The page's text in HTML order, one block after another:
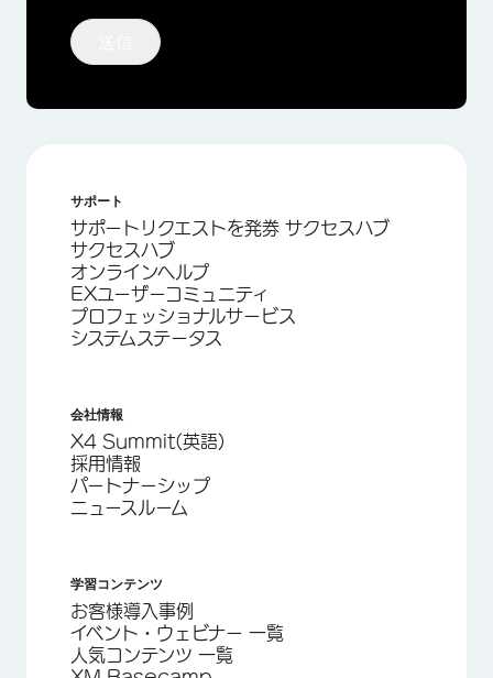
サポート
サポートリクエストを発券 サクセスハブ
サクセスハブ
オンラインヘルプ
EXユーザーコミュニティ
プロフェッショナルサービス
システムステータス
会社情報
X4 Summit(英語)
採用情報
パートナーシップ
ニュースルーム
学習コンテンツ
お客様導入事例
イベント・ウェビナー 一覧
人気コンテンツ 一覧